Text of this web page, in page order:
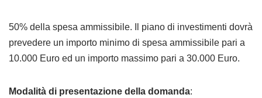
50% della spesa ammissibile. Il piano di investimenti dovrà
prevedere un importo minimo di spesa ammissibile pari a
10.000 Euro ed un importo massimo pari a 30.000 Euro.
Modalità di presentazione della domanda: